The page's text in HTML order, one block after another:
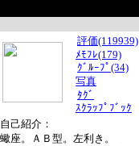
評価(119939)
ﾒﾓﾌﾚ(179)
ｸﾞﾙｰﾌﾟ(34)
写真
ﾀｸﾞ
ｽｸﾗｯﾌﾟﾌﾞｯｸ
自己紹介：
蠍座。ＡＢ型。左利き。